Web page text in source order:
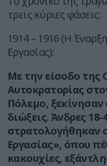
τρεις κύριες φάσεις:
1914 – 1916 (Η
Εργασίας):
Με την είσοδο της
Αυτοκρατορίας
Πόλεμο,
διώξεις. Άνδρες 18-
στρατολογήθηκαν
Εργασίας», όπου
κακουχίες,